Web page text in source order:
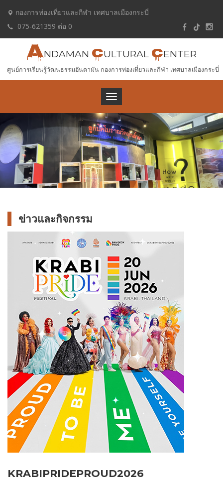
กองการท่องเที่ยวและกีฬา เทศบาลเมืองกระบี่
075-621359 ต่อ 0
ANDAMAN CULTURAL CENTER
ศูนย์การเรียนรู้วัฒนธรรมอันดามัน กองการท่องเที่ยวและกีฬา เทศบาลเมืองกระบี่
Toggle
ข่าวและกิจกรรม
KRABIPRIDEPROUD2026